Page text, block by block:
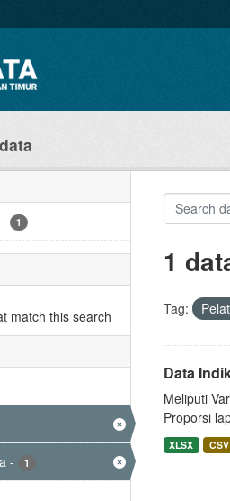
- 1
match this search
- 1
1
Tag:
Data
Meliputi
Proporsi
XLSX CSV